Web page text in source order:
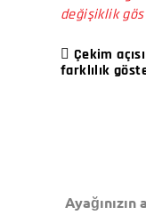
değişiklik
Çekim
farklılık